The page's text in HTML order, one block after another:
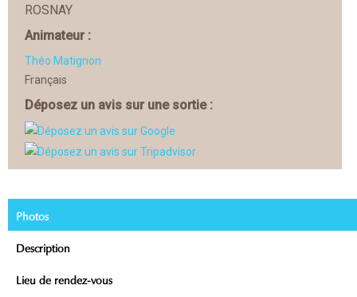
ROSNAY
Animateur :
Théo Matignon
Français
Déposez un avis sur une sortie :
Photos
Description
Lieu de rendez-vous